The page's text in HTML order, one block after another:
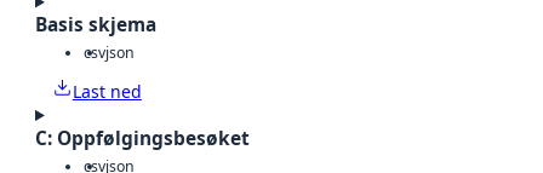
Basis skjema
csvjson
Last ned
C: Oppfølgingsbesøket
csvjson